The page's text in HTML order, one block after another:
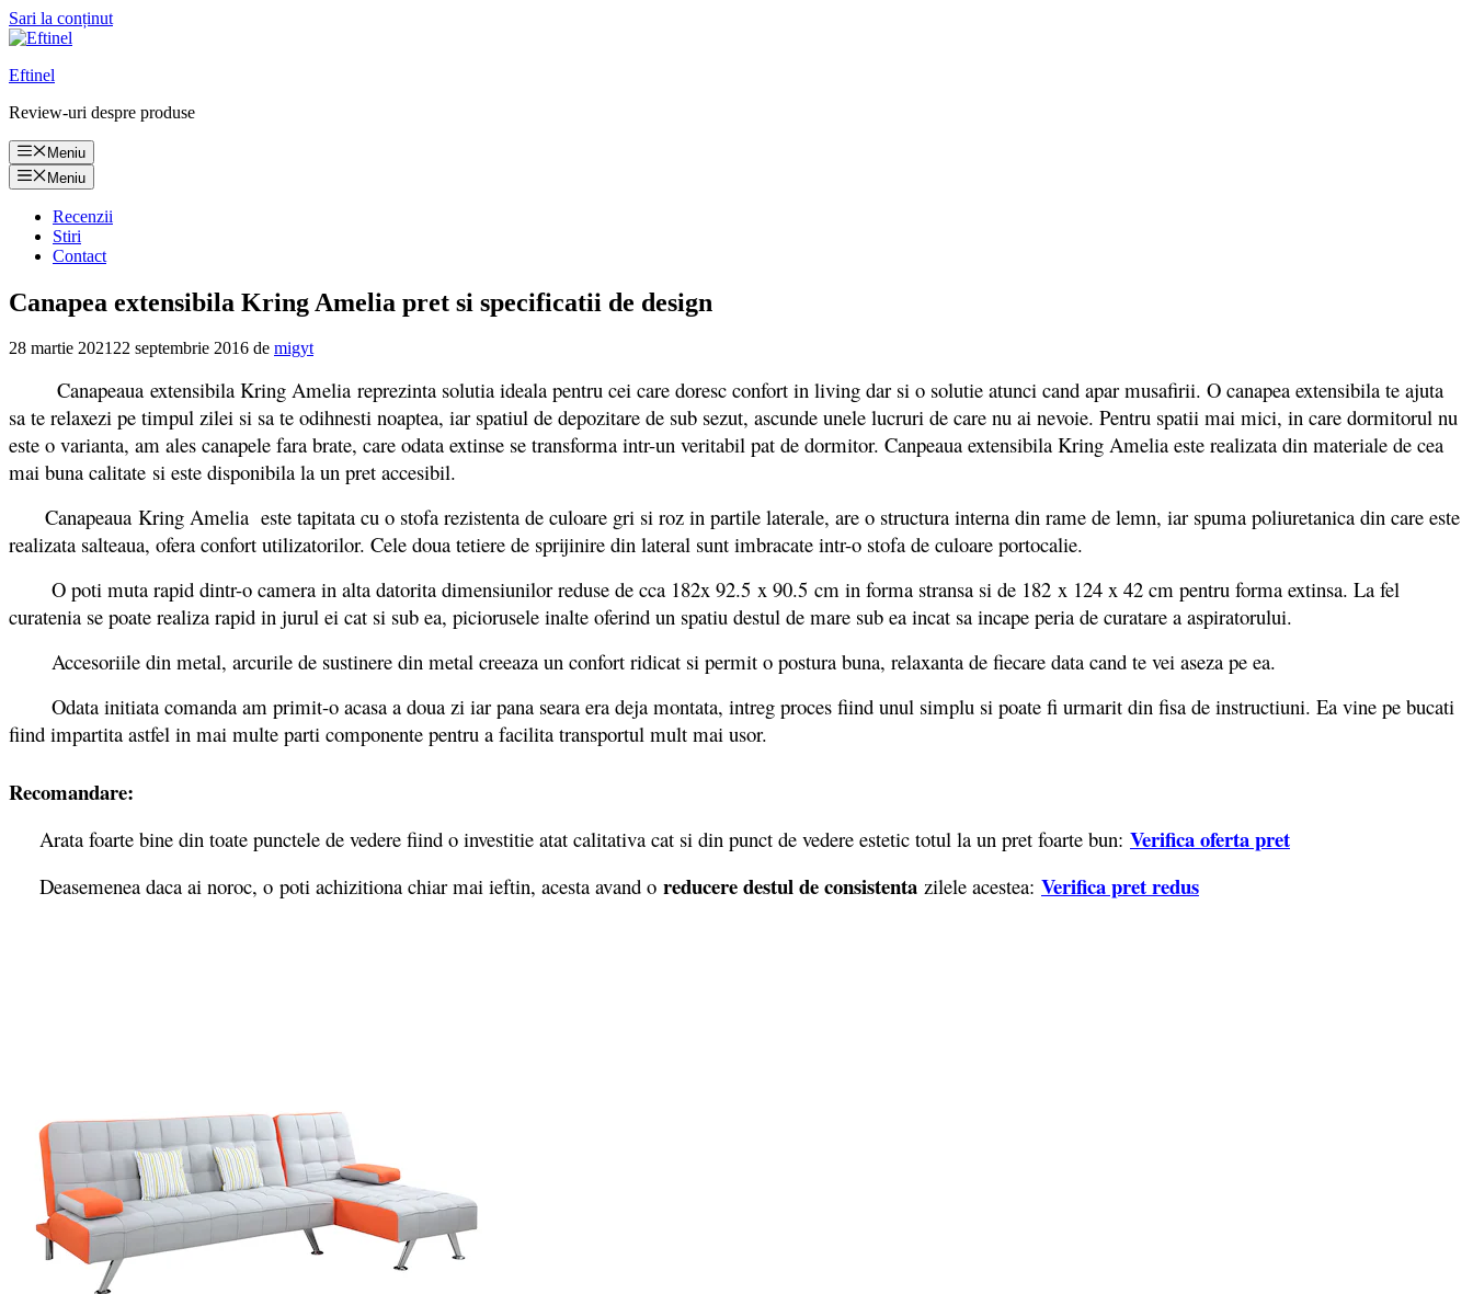
Sari la conținut
Eftinel
Review-uri despre produse
Meniu
Meniu
Recenzii
Stiri
Contact
Canapea extensibila Kring Amelia pret si specificatii de design
28 martie 202122 septembrie 2016 de migyt
Canapeaua extensibila Kring Amelia reprezinta solutia ideala pentru cei care doresc confort in living dar si o solutie atunci cand apar musafirii. O canapea extensibila te ajuta
sa te relaxezi pe timpul zilei si sa te odihnesti noaptea, iar spatiul de depozitare de sub sezut, ascunde unele lucruri de care nu ai nevoie. Pentru spatii mai mici, in care dormitorul nu
este o varianta, am ales canapele fara brate, care odata extinse se transforma intr-un veritabil pat de dormitor. Canpeaua extensibila Kring Amelia este realizata din materiale de cea
mai buna calitate si este disponibila la un pret accesibil.
Canapeaua Kring Amelia este tapitata cu o stofa rezistenta de culoare gri si roz in partile laterale, are o structura interna din rame de lemn, iar spuma poliuretanica din care este
realizata salteaua, ofera confort utilizatorilor. Cele doua tetiere de sprijinire din lateral sunt imbracate intr-o stofa de culoare portocalie.
O poti muta rapid dintr-o camera in alta datorita dimensiunilor reduse de cca 182x 92.5 x 90.5 cm in forma stransa si de 182 x 124 x 42 cm pentru forma extinsa. La fel
curatenia se poate realiza rapid in jurul ei cat si sub ea, piciorusele inalte oferind un spatiu destul de mare sub ea incat sa incape peria de curatare a aspiratorului.
Accesoriile din metal, arcurile de sustinere din metal creeaza un confort ridicat si permit o postura buna, relaxanta de fiecare data cand te vei aseza pe ea.
Odata initiata comanda am primit-o acasa a doua zi iar pana seara era deja montata, intreg proces fiind unul simplu si poate fi urmarit din fisa de instructiuni. Ea vine pe bucati
fiind impartita astfel in mai multe parti componente pentru a facilita transportul mult mai usor.
Recomandare:
Arata foarte bine din toate punctele de vedere fiind o investitie atat calitativa cat si din punct de vedere estetic totul la un pret foarte bun: Verifica oferta pret
Deasemenea daca ai noroc, o poti achizitiona chiar mai ieftin, acesta avand o reducere destul de consistenta zilele acestea: Verifica pret redus